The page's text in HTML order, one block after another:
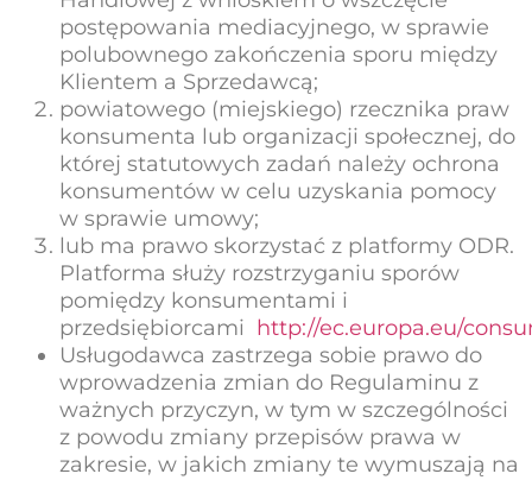
postępowania mediacyjnego, w sprawie
polubownego zakończenia sporu między
Klientem a Sprzedawcą;
powiatowego (miejskiego) rzecznika praw
konsumenta lub organizacji społecznej, do
której statutowych zadań należy ochrona
konsumentów w celu uzyskania pomocy
w sprawie umowy;
lub ma prawo skorzystać z platformy ODR.
Platforma służy rozstrzyganiu sporów
pomiędzy konsumentami i
przedsiębiorcami http://ec.europa.eu/
Usługodawca zastrzega sobie prawo do
wprowadzenia zmian do Regulaminu z
ważnych przyczyn, w tym w szczególności
z powodu zmiany przepisów prawa w
zakresie, w jakich zmiany te wymuszają na